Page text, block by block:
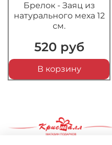
Брелок - Заяц из
натурального меха 12
см.
520 руб
В корзину